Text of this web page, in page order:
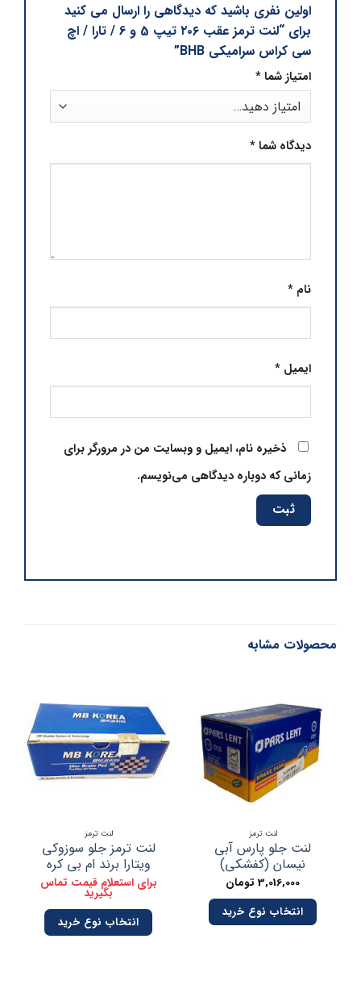
اولین نفری باشید که دیدگاهی را ارسال می کنید
برای “لنت ترمز عقب ۲۰۶ تیپ 5 و 6 / تارا / اچ
سی کراس سرامیکی BHB”
امتیاز شما*
دیدگاه شما*
نام*
ایمیل*
ذخیره نام، ایمیل و وبسایت من در مرورگر برای
زمانی که دوباره دیدگاهی می‌نویسم.
محصولات مشابه
لنت ترمز
لنت جلو پارس آبی
نیسان (کفشکی)
3,016,000تومان
انتخاب نوع خرید
لنت ترمز
لنت ترمز جلو سوزوکی
ویتارا برند ام بی کره
برای استعلام قیمت تماس
بگیرید
انتخاب نوع خرید